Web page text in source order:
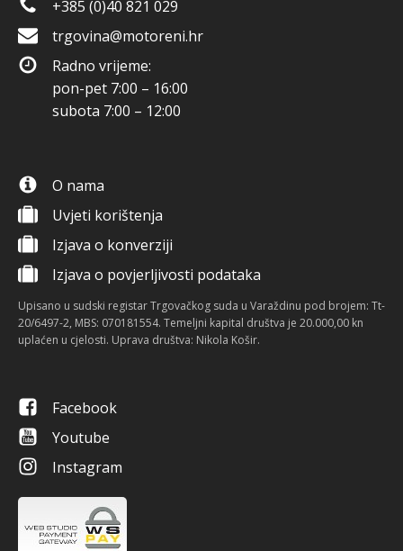
+385 (0)40 821 029
trgovina@motoreni.hr
Radno vrijeme:
pon-pet 7:00 – 16:00
subota 7:00 – 12:00
O nama
Uvjeti korištenja
Izjava o konverziji
Izjava o povjerljivosti podataka
Upisano u sudski registar Trgovačkog suda u Varaždinu pod brojem: Tt-
20/6497-2, MBS: 070181554. Temeljni kapital društva je 20.000,00 kn
uplaćen u cjelosti. Uprava društva: Nikola Košir.
Facebook
Youtube
Instagram